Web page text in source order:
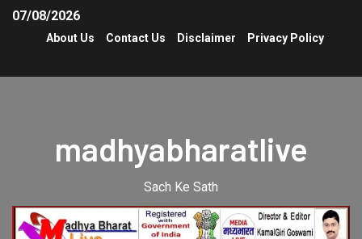
07/08/2026
About Us Contact Us Disclaimer Privacy Policy
madhyabharatlive
Sach Ke Sath